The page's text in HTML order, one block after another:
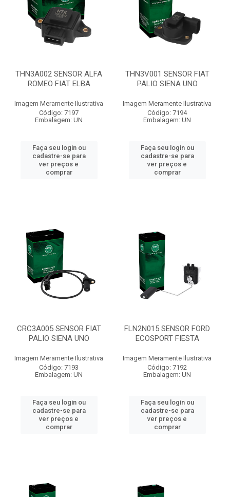
THN3A002 SENSOR ALFA
ROMEO FIAT ELBA
Imagem Meramente Ilustrativa
Código: 7197
Embalagem: UN
Faça seu login ou
cadastre-se para
ver preços e
comprar
THN3V001 SENSOR FIAT
PALIO SIENA UNO
Imagem Meramente Ilustrativa
Código: 7194
Embalagem: UN
Faça seu login ou
cadastre-se para
ver preços e
comprar
CRC3A005 SENSOR FIAT
PALIO SIENA UNO
Imagem Meramente Ilustrativa
Código: 7193
Embalagem: UN
Faça seu login ou
cadastre-se para
ver preços e
comprar
FLN2N015 SENSOR FORD
ECOSPORT FIESTA
Imagem Meramente Ilustrativa
Código: 7192
Embalagem: UN
Faça seu login ou
cadastre-se para
ver preços e
comprar